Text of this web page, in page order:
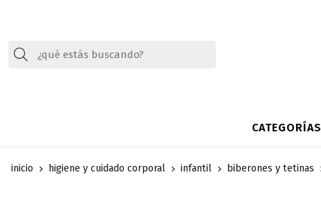
Buscar
CATEGORÍAS
inicio higiene y cuidado corporal infantil biberones y tetinas